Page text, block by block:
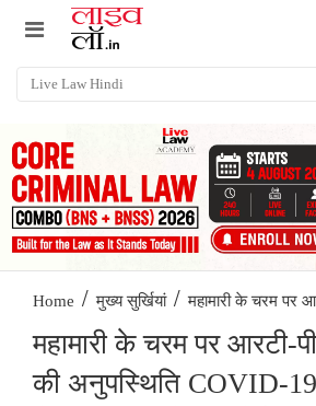
Home / मुख्य सुर्खियां / महामारी के चरम पर
महामारी के चरम पर आरटी-
की अनुपस्थिति COVID-